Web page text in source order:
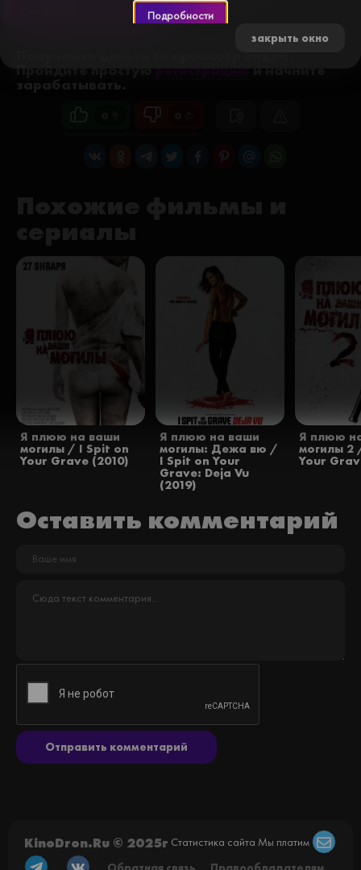
Смотреть без рекламы
Пройдите простую регистрацию
Я плюю на ваши
могилы / I Spit on
Your Grave (2010)
Я плюю на ваши
могилы: Дежа вю /
I Spit on Your
Grave: Deja Vu
(2019)
Я плюю
могилы 2
Your
Оставить комментарий
Отправить комментарий
KinoDron.Ru © 2025г Статистика сайта Мы платим
Подробности
закрыть окно